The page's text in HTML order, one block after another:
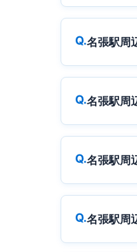
名張駅周
名張駅周
名張駅周
名張駅周